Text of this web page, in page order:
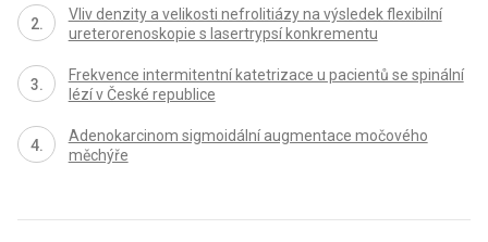
Vliv denzity a velikosti nefrolitiázy na výsledek flexibilní
ureterorenoskopie s lasertrypsí konkrementu
Frekvence intermitentní katetrizace u pacientů se spinální
lézí v České republice
Adenokarcinom sigmoidální augmentace močového
měchýře